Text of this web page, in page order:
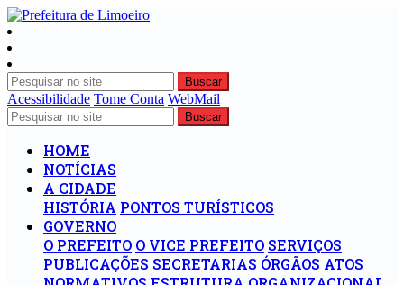
Buscar
Acessibilidade Tome Conta WebMail
Buscar
HOME
NOTÍCIAS
A CIDADE
HISTÓRIA PONTOS TURÍSTICOS
GOVERNO
O PREFEITO O VICE PREFEITO SERVIÇOS
PUBLICAÇÕES SECRETARIAS ÓRGÃOS ATOS